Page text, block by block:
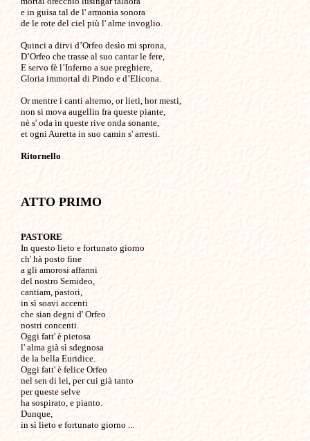
e in guisa tal de l' armonia sonora
de le rote del ciel più l' alme invoglio.
Quinci a dirvi d’Orfeo desìo mi sprona,
D’Orfeo che trasse al suo cantar le fere,
E servo fè l’Inferno a sue preghiere,
Gloria immortal di Pindo e d’Elicona.
Or mentre i canti alterno, or lieti, hor mesti,
non si mova augellin fra queste piante,
nè s' oda in queste rive onda sonante,
et ogni Auretta in suo camin s' arresti.
Ritornello
ATTO PRIMO
PASTORE
In questo lieto e fortunato giorno
ch' hà posto fine
a gli amorosi affanni
del nostro Semideo,
cantiam, pastori,
in sì soavi accenti
che sian degni d' Orfeo
nostri concenti.
Oggi fatt' è pietosa
l' alma già sì sdegnosa
de la bella Euridice.
Oggi fatt' è felice Orfeo
nel sen di lei, per cui già tanto
per queste selve
ha sospirato, e pianto.
Dunque,
in sì lieto e fortunato giorno ...